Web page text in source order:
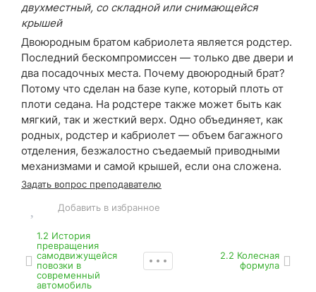
двухместный, со складной или снимающейся
крышей
Двоюродным братом кабриолета является родстер.
Последний бескомпромиссен — только две двери и
два посадочных места. Почему двоюродный брат?
Потому что сделан на базе купе, который плоть от
плоти седана. На родстере также может быть как
мягкий, так и жесткий верх. Одно объединяет, как
родных, родстер и кабриолет — объем багажного
отделения, безжалостно съедаемый приводными
механизмами и самой крышей, если она сложена.
Задать вопрос преподавателю
Добавить в избранное
1.2 История
превращения
самодвижущейся
повозки в
современный
автомобиль
2.2 Колесная
формула